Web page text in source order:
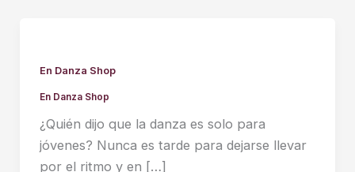
En Danza Shop
En Danza Shop
¿Quién dijo que la danza es solo para
jóvenes? Nunca es tarde para dejarse llevar
por el ritmo y en […]